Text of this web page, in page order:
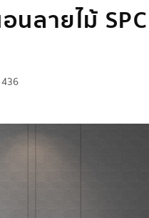
นลายไม้ SPC
436